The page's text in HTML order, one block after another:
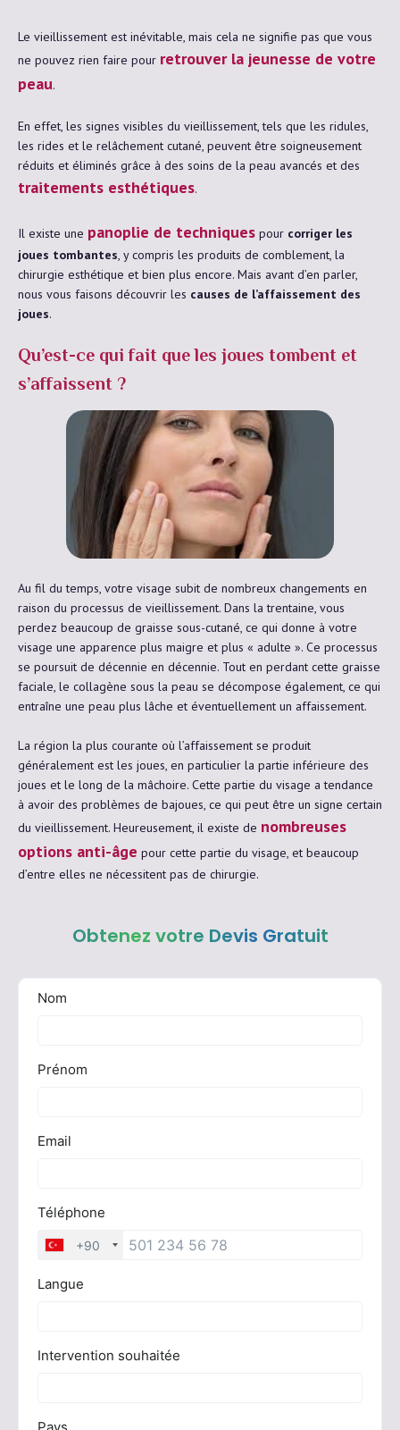
Le vieillissement est inévitable, mais cela ne signifie pas que vous
ne pouvez rien faire pour retrouver la jeunesse de votre
peau.
En effet, les signes visibles du vieillissement, tels que les ridules,
les rides et le relâchement cutané, peuvent être soigneusement
réduits et éliminés grâce à des soins de la peau avancés et des
traitements esthétiques.
Il existe une panoplie de techniques pour corriger les
joues tombantes, y compris les produits de comblement, la
chirurgie esthétique et bien plus encore. Mais avant d’en parler,
nous vous faisons découvrir les causes de l’affaissement des
joues.
Qu’est-ce qui fait que les joues tombent et
s’affaissent ?
Au fil du temps, votre visage subit de nombreux changements en
raison du processus de vieillissement. Dans la trentaine, vous
perdez beaucoup de graisse sous-cutané, ce qui donne à votre
visage une apparence plus maigre et plus « adulte ». Ce processus
se poursuit de décennie en décennie. Tout en perdant cette graisse
faciale, le collagène sous la peau se décompose également, ce qui
entraîne une peau plus lâche et éventuellement un affaissement.
La région la plus courante où l’affaissement se produit
généralement est les joues, en particulier la partie inférieure des
joues et le long de la mâchoire. Cette partie du visage a tendance
à avoir des problèmes de bajoues, ce qui peut être un signe certain
du vieillissement. Heureusement, il existe de nombreuses
options anti-âge pour cette partie du visage, et beaucoup
d’entre elles ne nécessitent pas de chirurgie.
Obtenez votre Devis Gratuit